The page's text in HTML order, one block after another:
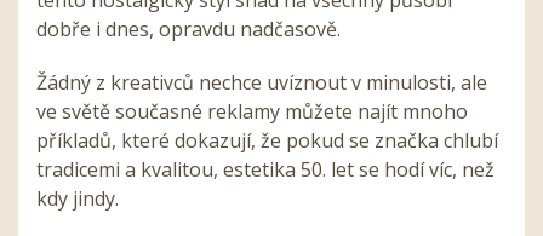
dobře i dnes, opravdu nadčasově.
Žádný z kreativců nechce uvíznoutv minulosti, ale
ve světě současné reklamy můžete najít mnoho
příkladů, které dokazují, že pokud se značka chlubí
tradicemi a kvalitou, estetika 50. let se hodívíc, než
kdy jindy.